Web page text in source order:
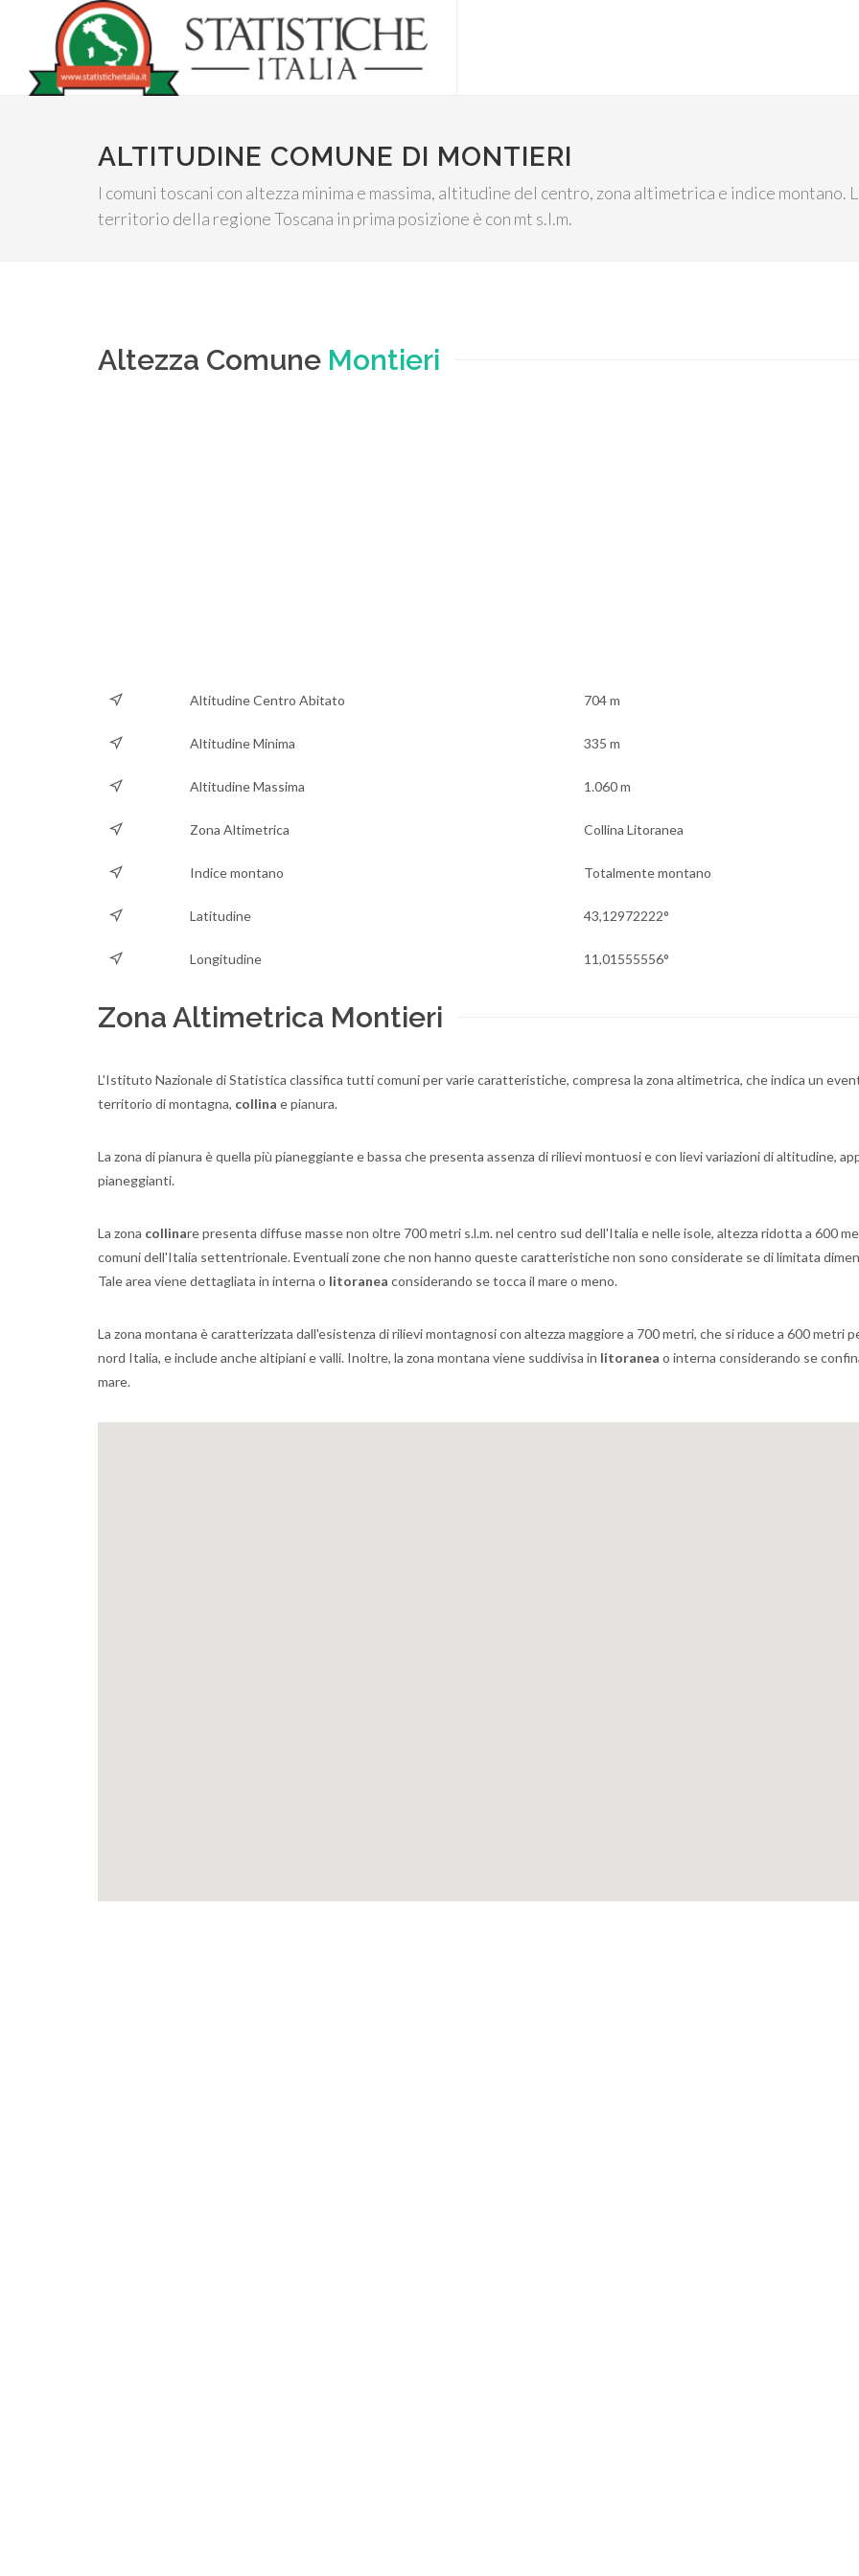
ALTITUDINE COMUNE DI MONTIERI
I comuni toscani con altezza minima e massima, altitudine del centro, zona altimetrica e indice
territorio della regione Toscana in prima posizione è con mt s.l.m.
Altezza Comune Montieri
Altitudine Centro Abitato 704 m
Altitudine Minima 335 m
Altitudine Massima 1.060 m
Zona Altimetrica Collina Litoranea
Indice montano Totalmente montano
Latitudine 43,12972222°
Longitudine 11,01555556°
Zona Altimetrica Montieri
L'Istituto Nazionale di Statistica classifica tutti comuni per varie caratteristiche, compresa la zona altimetrica, che indica un
territorio di montagna, collina e pianura.
La zona di pianura è quella più pianeggiante e bassa che presenta assenza di rilievi montuosi e con lievi variazioni di altitudine,
pianeggianti.
La zona collinare presenta diffuse masse non oltre 700 metri s.l.m. nel centro sud dell'Italia e nelle isole, altezza ridotta a 600
comuni dell'Italia settentrionale. Eventuali zone che non hanno queste caratteristiche non sono considerate se di limitata
Tale area viene dettagliata in interna o litoranea considerando se tocca il mare o meno.
La zona montana è caratterizzata dall'esistenza di rilievi montagnosi con altezza maggiore a 700 metri, che si riduce a 600 metri
nord Italia, e include anche altipiani e valli. Inoltre, la zona montana viene suddivisa in litoranea o interna considerando se
mare.